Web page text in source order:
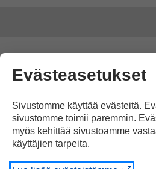
Kommentoi
Voit kirjoittaa
uutisesta
kommenttilaatikkoon.
Evästeasetukset
Sivustomme käyttää evästeitä.
sivustomme toimii paremmin.
myös kehittää sivustoamme
käyttäjien tarpeita.